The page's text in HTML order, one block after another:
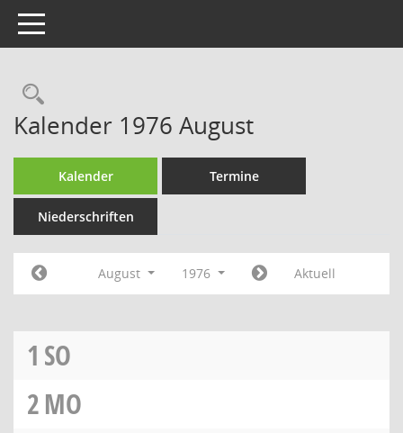
Toggle navigation
Rechercheauswahl
Kalender 1976 August
Kalender Termine
Niederschriften
August 1976 Aktuell
1 SO
2MO